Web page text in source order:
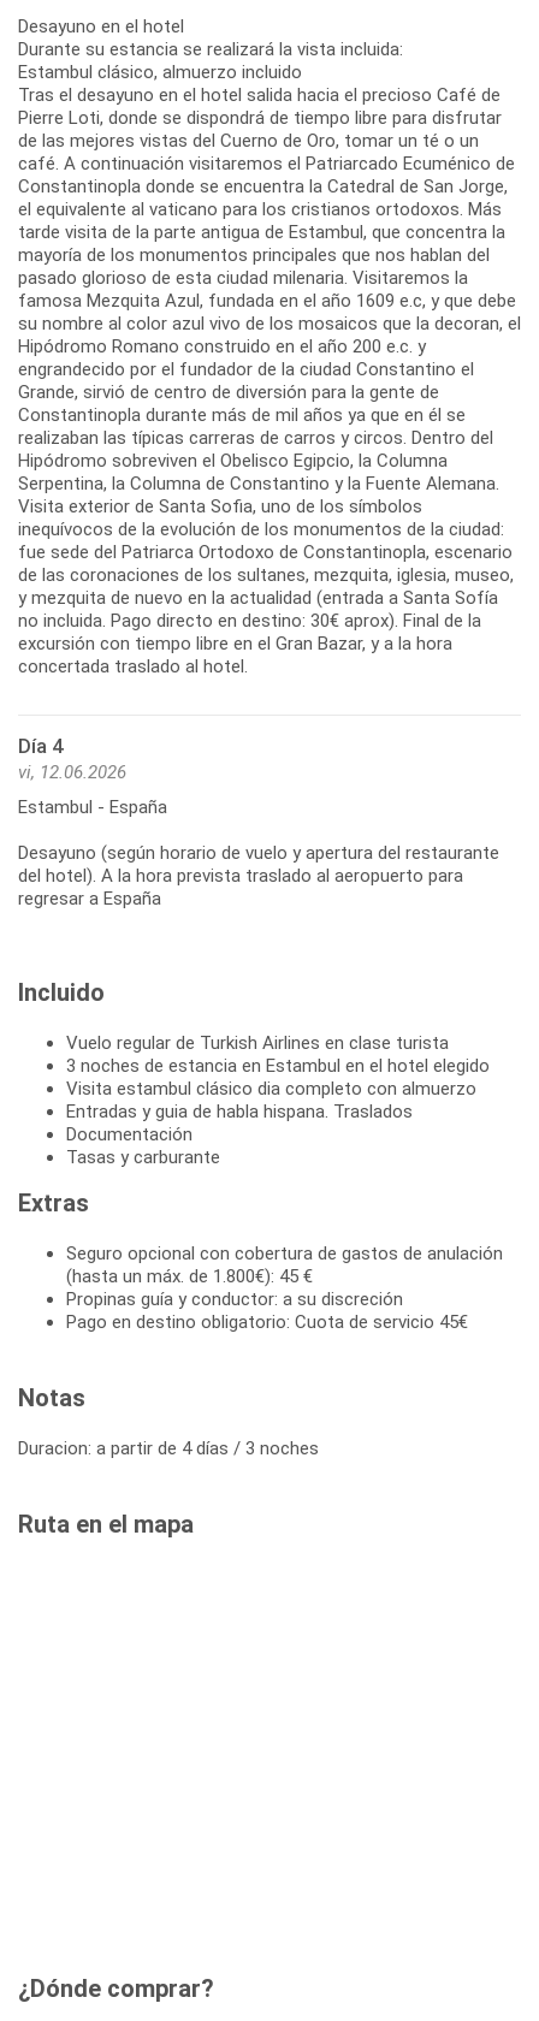
Desayuno en el hotel
Durante su estancia se realizará la vista incluida:
Estambul clásico, almuerzo incluido
Tras el desayuno en el hotel salida hacia el precioso Café de
Pierre Loti, donde se dispondrá de tiempo libre para disfrutar
de las mejores vistas del Cuerno de Oro, tomar un té o un
café. A continuación visitaremos el Patriarcado Ecuménico de
Constantinopla donde se encuentra la Catedral de San Jorge,
el equivalente al vaticano para los cristianos ortodoxos. Más
tarde visita de la parte antigua de Estambul, que concentra la
mayoría de los monumentos principales que nos hablan del
pasado glorioso de esta ciudad milenaria. Visitaremos la
famosa Mezquita Azul, fundada en el año 1609 e.c, y que debe
su nombre al color azul vivo de los mosaicos que la decoran, el
Hipódromo Romano construido en el año 200 e.c. y
engrandecido por el fundador de la ciudad Constantino el
Grande, sirvió de centro de diversión para la gente de
Constantinopla durante más de mil años ya que en él se
realizaban las típicas carreras de carros y circos. Dentro del
Hipódromo sobreviven el Obelisco Egipcio, la Columna
Serpentina, la Columna de Constantino y la Fuente Alemana.
Visita exterior de Santa Sofia, uno de los símbolos
inequívocos de la evolución de los monumentos de la ciudad:
fue sede del Patriarca Ortodoxo de Constantinopla, escenario
de las coronaciones de los sultanes, mezquita, iglesia, museo,
y mezquita de nuevo en la actualidad (entrada a Santa Sofía
no incluida. Pago directo en destino: 30€ aprox). Final de la
excursión con tiempo libre en el Gran Bazar, y a la hora
concertada traslado al hotel.
Día 4
vi, 12.06.2026
Estambul - España
Desayuno (según horario de vuelo y apertura del restaurante
del hotel). A la hora prevista traslado al aeropuerto para
regresar a España
Incluido
Vuelo regular de Turkish Airlines en clase turista
3 noches de estancia en Estambul en el hotel elegido
Visita estambul clásico dia completo con almuerzo
Entradas y guia de habla hispana. Traslados
Documentación
Tasas y carburante
Extras
Seguro opcional con cobertura de gastos de anulación
(hasta un máx. de 1.800€): 45 €
Propinas guía y conductor: a su discreción
Pago en destino obligatorio: Cuota de servicio 45€
Notas
Duracion: a partir de 4 días / 3 noches
Ruta en el mapa
¿Dónde comprar?